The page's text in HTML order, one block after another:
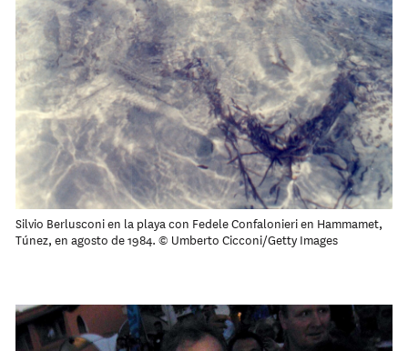
Silvio Berlusconi en la playa con Fedele Confalonieri en Hammamet,
Túnez, en agosto de 1984. © Umberto Cicconi/Getty Images